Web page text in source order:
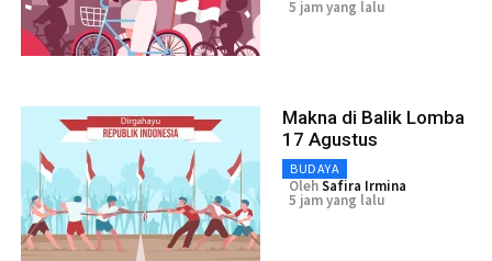
5 jam yang lalu
Makna di Balik Lomba
17 Agustus
BUDAYA
OlehSafira Irmina
5 jam yang lalu